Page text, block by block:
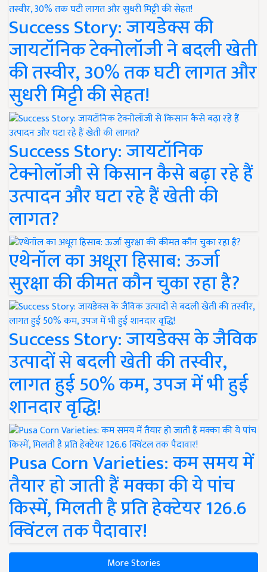
Success Story: जायडेक्स की
जायटॉनिक टेक्नोलॉजी ने बदली खेती
की तस्वीर, 30% तक घटी लागत और
सुधरी मिट्टी की सेहत!
Success Story: जायटॉनिक
टेक्नोलॉजी से किसान कैसे बढ़ा रहे हैं
उत्पादन और घटा रहे हैं खेती की
लागत?
एथेनॉल का अधूरा हिसाब: ऊर्जा
सुरक्षा की कीमत कौन चुका रहा है?
Success Story: जायडेक्स के जैविक
उत्पादों से बदली खेती की तस्वीर,
लागत हुई 50% कम, उपज में भी हुई
शानदार वृद्धि!
Pusa Corn Varieties: कम समय में
तैयार हो जाती हैं मक्का की ये पांच
किस्में, मिलती है प्रति हेक्टेयर 126.6
क्विंटल तक पैदावार!
More Stories